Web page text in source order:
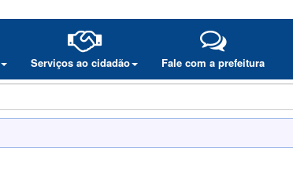
Serviços ao cidadão Fale com a prefeitura